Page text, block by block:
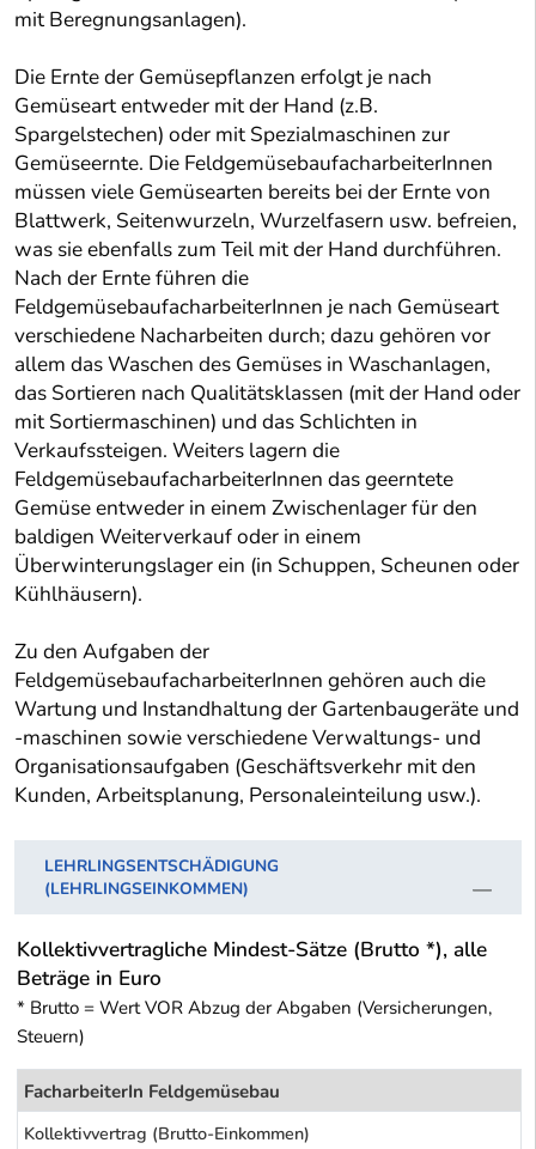
mit Beregnungsanlagen).
Die Ernte der Gemüsepflanzen erfolgt je nach
Gemüseart entweder mit der Hand (z.B.
Spargelstechen) oder mit Spezialmaschinen zur
Gemüseernte. Die FeldgemüsebaufacharbeiterInnen
müssen viele Gemüsearten bereits bei der Ernte von
Blattwerk, Seitenwurzeln, Wurzelfasern usw. befreien,
was sie ebenfalls zum Teil mit der Hand durchführen.
Nach der Ernte führen die
FeldgemüsebaufacharbeiterInnen je nach Gemüseart
verschiedene Nacharbeiten durch; dazu gehören vor
allem das Waschen des Gemüses in Waschanlagen,
das Sortieren nach Qualitätsklassen (mit der Hand oder
mit Sortiermaschinen) und das Schlichten in
Verkaufssteigen. Weiters lagern die
FeldgemüsebaufacharbeiterInnen das geerntete
Gemüse entweder in einem Zwischenlager für den
baldigen Weiterverkauf oder in einem
Überwinterungslager ein (in Schuppen, Scheunen oder
Kühlhäusern).
Zu den Aufgaben der
FeldgemüsebaufacharbeiterInnen gehören auch die
Wartung und Instandhaltung der Gartenbaugeräte und
-maschinen sowie verschiedene Verwaltungs- und
Organisationsaufgaben (Geschäftsverkehr mit den
Kunden, Arbeitsplanung, Personaleinteilung usw.).
LEHRLINGSENTSCHÄDIGUNG
(LEHRLINGSEINKOMMEN)
Kollektivvertragliche Mindest-Sätze (Brutto *), alle
Beträge in Euro
* Brutto = Wert VOR Abzug der Abgaben (Versicherungen,
Steuern)
FacharbeiterIn Feldgemüsebau
Kollektivvertrag (Brutto-Einkommen)